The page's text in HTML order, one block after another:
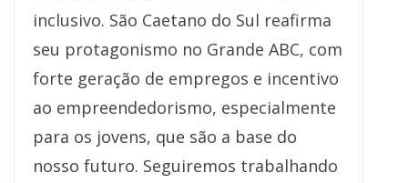
inclusivo. São Caetano do Sul reafirma
seu protagonismo no Grande ABC, com
forte geração de empregos e incentivo
ao empreendedorismo, especialmente
para os jovens, que são a base do
nosso futuro. Seguiremos trabalhando